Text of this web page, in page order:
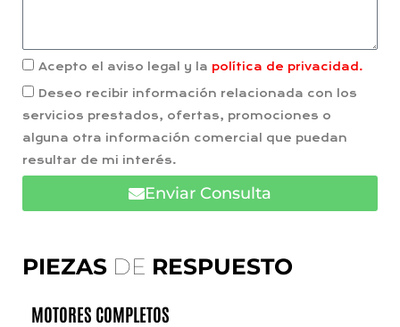
PIEZAS DE RESPUESTO
MOTORES COMPLETOS
Acepto el aviso legal y la política de privacidad.
Deseo recibir información relacionada con los
servicios prestados, ofertas, promociones o
alguna otra información comercial que puedan
resultar de mi interés.
Enviar Consulta